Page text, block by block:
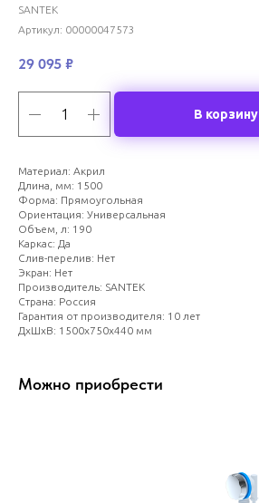
SANTEK
Артикул: 00000047573
29 095 ₽
В корзину
Материал: Акрил
Длина, мм: 1500
Форма: Прямоугольная
Ориентация: Универсальная
Объем, л: 190
Каркас: Да
Слив-перелив: Нет
Экран: Нет
Производитель: SANTEK
Страна: Россия
Гарантия от производителя: 10 лет
ДxШxВ: 1500x750x440 мм
Можно приобрести